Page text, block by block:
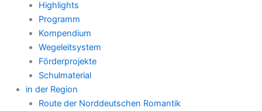
Highlights
Programm
Kompendium
Wegeleitsystem
Förderprojekte
Schulmaterial
in der Region
Route der Norddeutschen Romantik